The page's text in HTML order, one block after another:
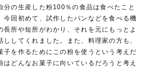
分の生産した粉100％の食品は食べたこと
今回初めて、試作したパンなどを食べる機
長所や短所がわかり、それを元にもっとよ
ししてくれました。また、料理家の方も、
子を作るためにこの粉を使うという考えだ
はどんなお菓子に向いているだろうと考え